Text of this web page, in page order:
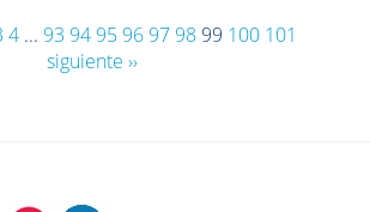
4... 93 94 95 96 97 98 99 100 101
siguiente ››